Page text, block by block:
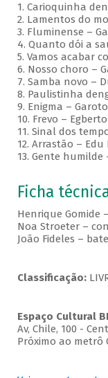
1. Carioquinha
2. Lamentos do
3. Fluminense –
4. Quanto dói a
5. Vamos acabar
6. Nosso choro –
7. Samba novo –
8. Paulistinha
9. Enigma – Garoto
10. Frevo –
11. Sinal dos
12. Arrastão – Edu
13. Gente humilde
Ficha
Henrique Gomide
Noa Stroeter –
João Fideles –
Classificação:
Espaço Cultural
Av, Chile, 100 -
Próximo ao metrô